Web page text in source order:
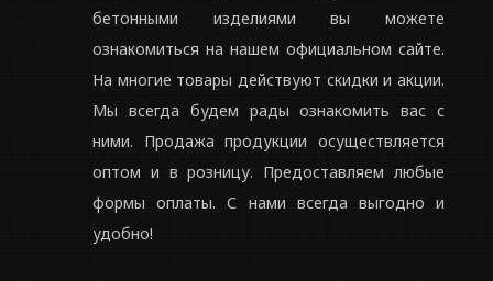
бетонными изделиями вы можете
ознакомиться на нашем официальном сайте.
На многие товары действуют скидки и акции.
Мы всегда будем рады ознакомить вас с
ними. Продажа продукции осуществляется
оптом и в розницу. Предоставляем любые
формы оплаты. С нами всегда выгодно и
удобно!